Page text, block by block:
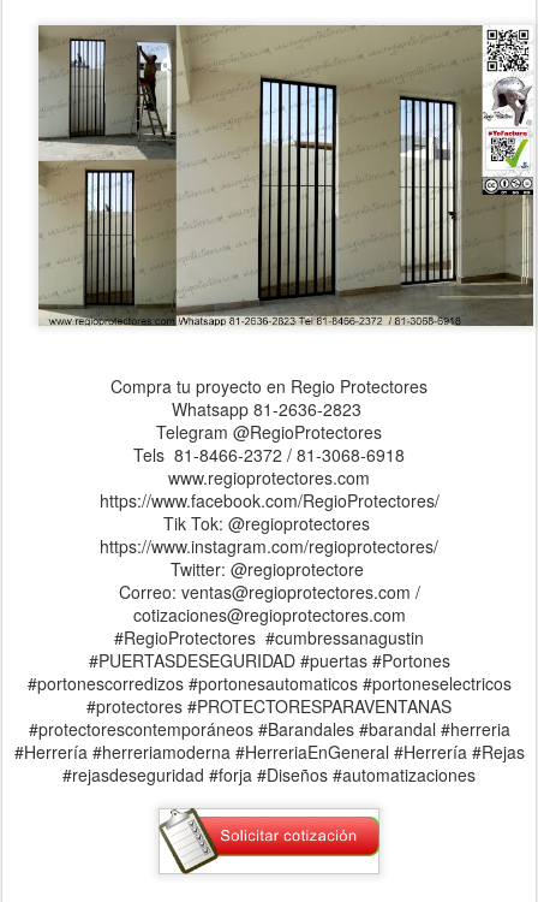
Compra tu proyecto en Regio Protectores
Whatsapp 81-2636-2823
Telegram @RegioProtectores
Tels 81-8466-2372 / 81-3068-6918
www.regioprotectores.com
https://www.facebook.com/RegioProtectores/
Tik Tok: @regioprotectores
https://www.instagram.com/regioprotectores/
Twitter: @regioprotectore
Correo: ventas@regioprotectores.com /
cotizaciones@regioprotectores.com
#RegioProtectores #cumbressanagustin
#PUERTASDESEGURIDAD #puertas #Portones
#portonescorredizos #portonesautomaticos #portoneselectricos
#protectores #PROTECTORESPARAVENTANAS
#protectorescontemporáneos #Barandales #barandal #herreria
#Herrería #herreriamoderna #HerreriaEnGeneral #Herrería #Rejas
#rejasdeseguridad #forja #Diseños #automatizaciones